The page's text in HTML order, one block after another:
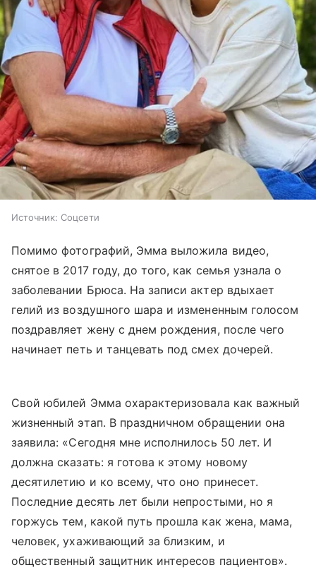
Источник: Соцсети
Помимо фотографий, Эмма выложила видео,
снятое в 2017 году, до того, как семья узнала о
заболевании Брюса. На записи актер вдыхает
гелий из воздушного шара и измененным голосом
поздравляет жену с днем рождения, после чего
начинает петь и танцевать под смех дочерей.
Свой юбилей Эмма охарактеризовала как важный
жизненный этап. В праздничном обращении она
заявила: «Сегодня мне исполнилось 50 лет. И
должна сказать: я готова к этому новому
десятилетию и ко всему, что оно принесет.
Последние десять лет были непростыми, но я
горжусь тем, какой путь прошла как жена, мама,
человек, ухаживающий за близким, и
общественный защитник интересов пациентов».